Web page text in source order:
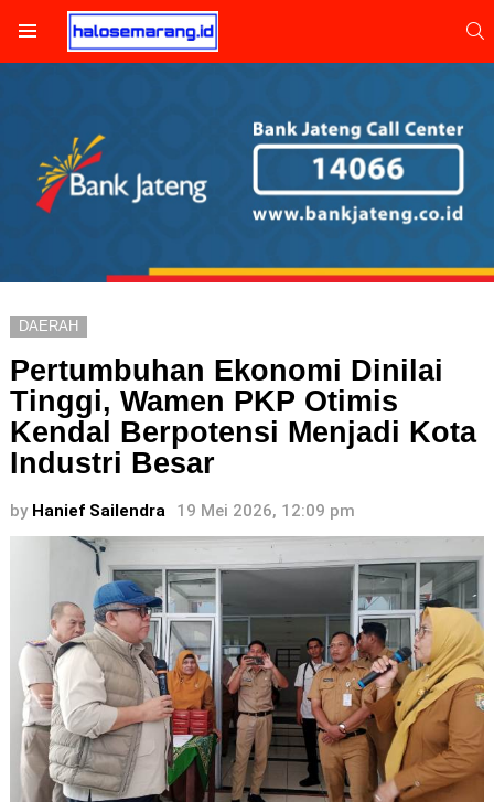
DAERAH
Pertumbuhan Ekonomi Dinilai
Tinggi, Wamen PKP Otimis
Kendal Berpotensi Menjadi Kota
Industri Besar
by Hanief Sailendra 19 Mei 2026, 12:09 pm